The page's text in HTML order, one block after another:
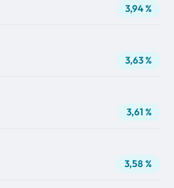
3,94 %
3,63 %
3,61 %
3,58 %